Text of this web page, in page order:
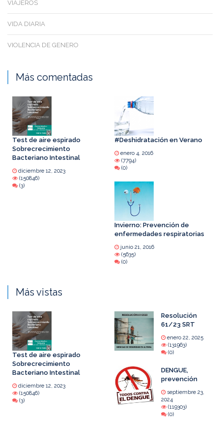
VIAJEROS
VIDA DIARIA
VIOLENCIA DE GENERO
Más comentadas
Test de aire espirado
Sobrecrecimiento
Bacteriano Intestinal
diciembre 12, 2023
(150846)
(3)
#Deshidratación en Verano
enero 4, 2016
(7794)
(0)
Invierno: Prevención de
enfermedades respiratorias
junio 21, 2016
(5635)
(0)
Más vistas
Test de aire espirado
Sobrecrecimiento
Bacteriano Intestinal
diciembre 12, 2023
(150846)
(3)
Resolución
61/23 SRT
enero 22, 2025
(131963)
(0)
DENGUE,
prevención
septiembre 23,
2024
(119303)
(0)